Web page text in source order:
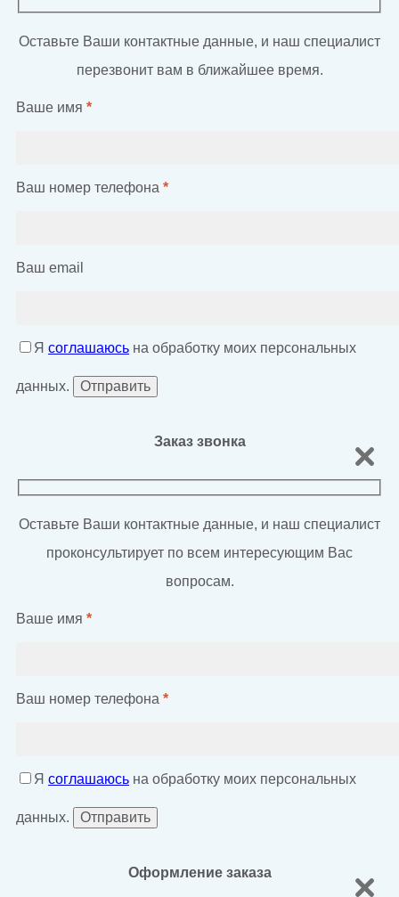
Оставьте Ваши контактные данные, и наш специалист
перезвонит вам в ближайшее время.
Ваше имя *
Ваш номер телефона *
Ваш email
Я соглашаюсь на обработку моих персональных
данных.
Заказ звонка
Оставьте Ваши контактные данные, и наш специалист
проконсультирует по всем интересующим Вас
вопросам.
Ваше имя *
Ваш номер телефона *
Я соглашаюсь на обработку моих персональных
данных.
Оформление заказа